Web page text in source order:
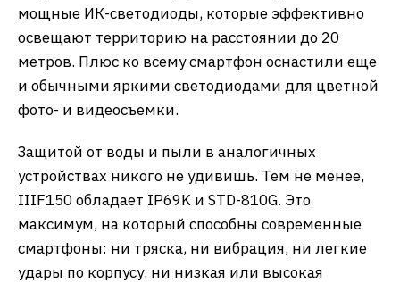
мощные ИК-светодиоды, которые эффективно
освещают территорию на расстоянии до 20
метров. Плюс ко всему смартфон оснастили еще
и обычными яркими светодиодами для цветной
фото- и видеосъемки.
Защитой от воды и пыли в аналогичных
устройствах никого не удивишь. Тем не менее,
IIIF150 обладает IP69K и STD-810G. Это
максимум, на который способны современные
смартфоны: ни тряска, ни вибрация, ни легкие
удары по корпусу, ни низкая или высокая